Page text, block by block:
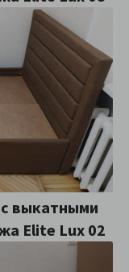
выкатными
Elite Lux 02